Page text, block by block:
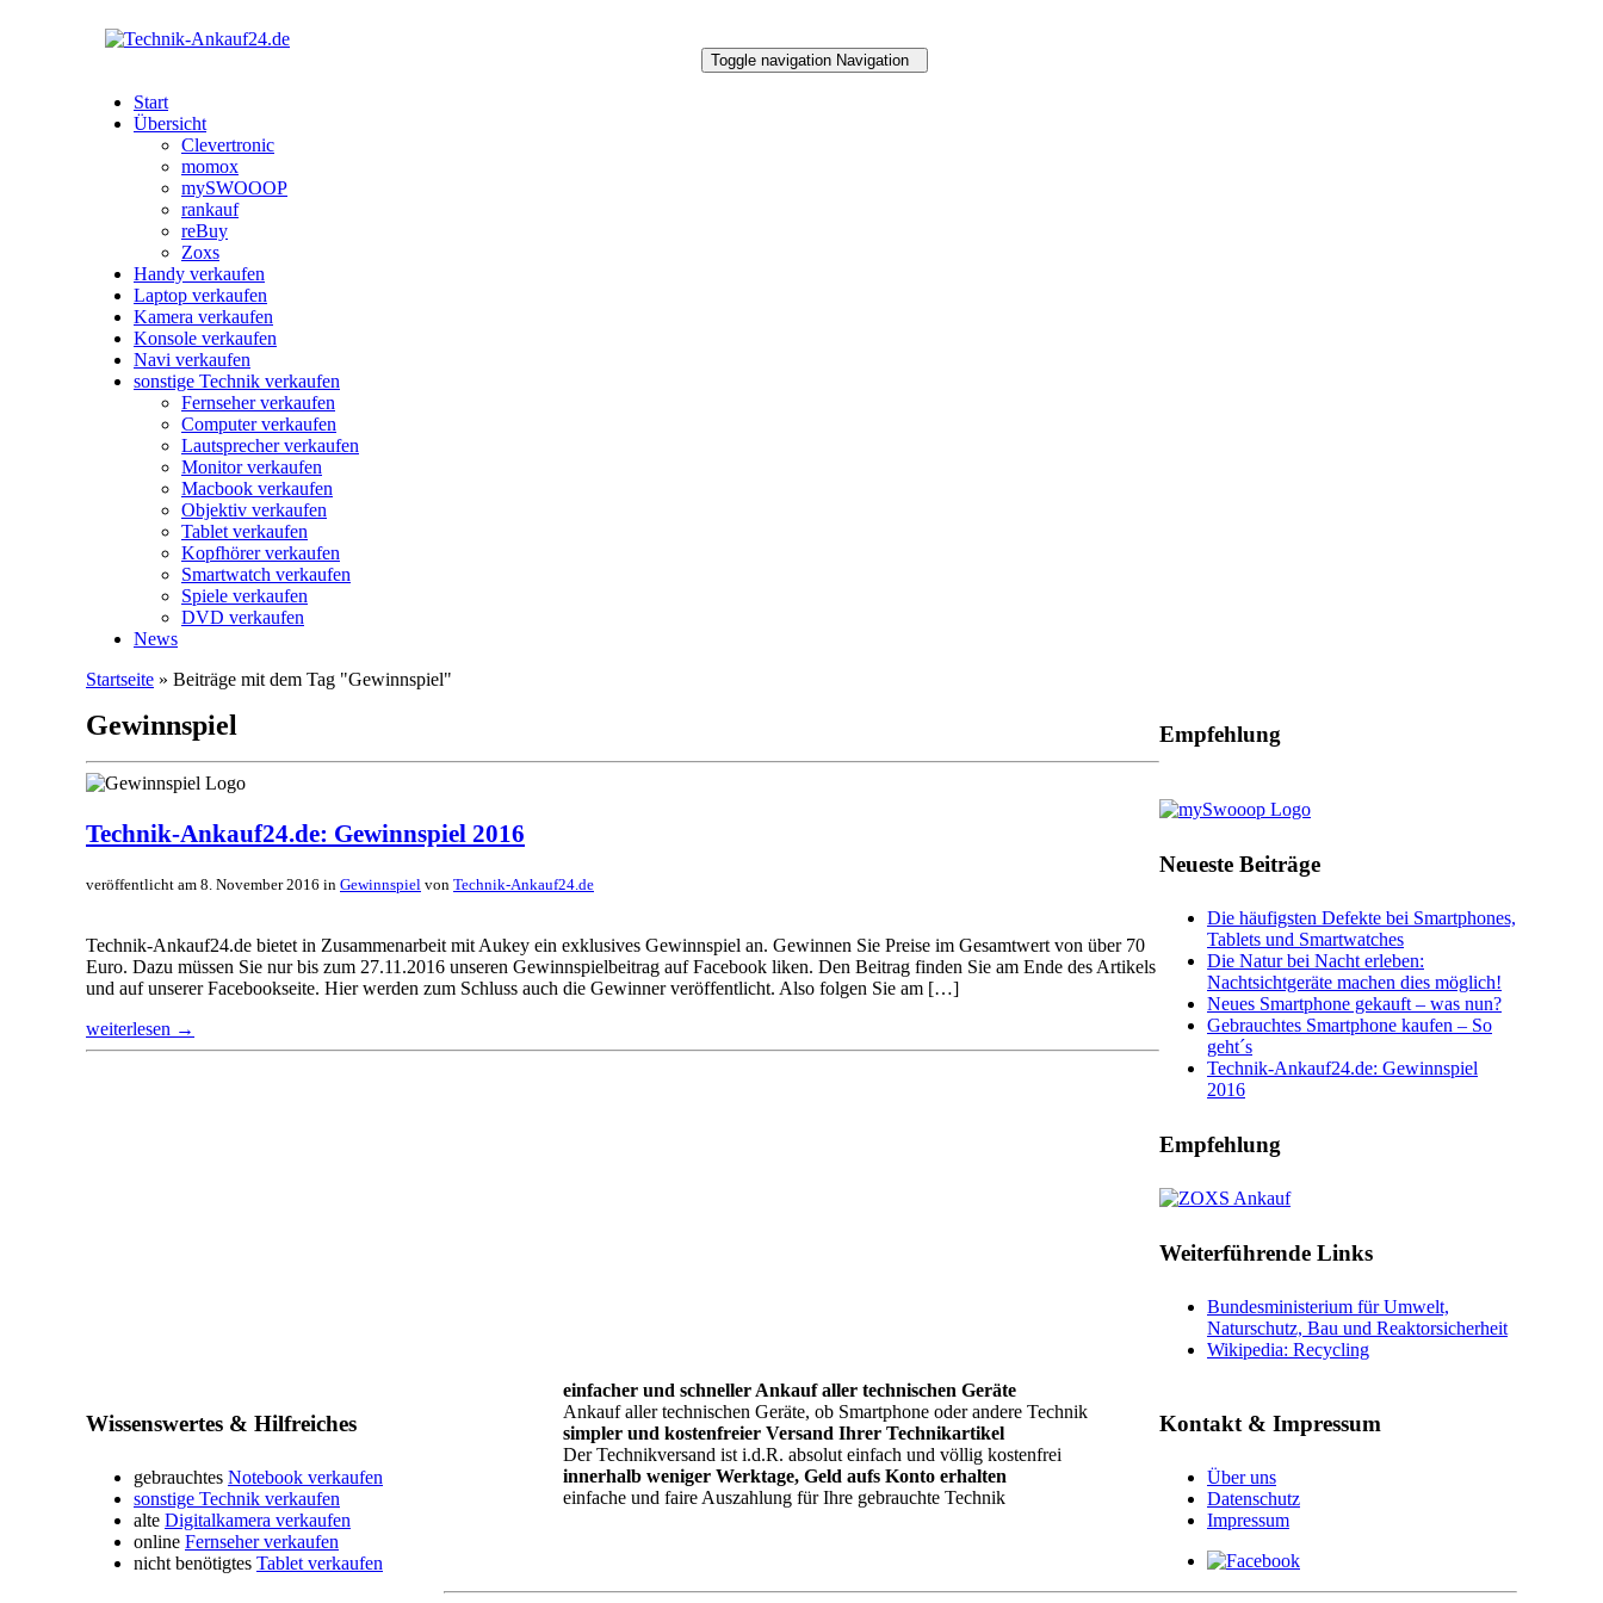
Toggle navigation Navigation
Start
Übersicht
Clevertronic
momox
mySWOOOP
rankauf
reBuy
Zoxs
Handy verkaufen
Laptop verkaufen
Kamera verkaufen
Konsole verkaufen
Navi verkaufen
sonstige Technik verkaufen
Fernseher verkaufen
Computer verkaufen
Lautsprecher verkaufen
Monitor verkaufen
Macbook verkaufen
Objektiv verkaufen
Tablet verkaufen
Kopfhörer verkaufen
Smartwatch verkaufen
Spiele verkaufen
DVD verkaufen
News
Startseite » Beiträge mit dem Tag "Gewinnspiel"
Gewinnspiel
Technik-Ankauf24.de: Gewinnspiel 2016
veröffentlicht am 8. November 2016 in Gewinnspiel von Technik-Ankauf24.de
Technik-Ankauf24.de bietet in Zusammenarbeit mit Aukey ein exklusives Gewinnspiel an. Gewinnen Sie Preise im Gesamtwert von über 70
Euro. Dazu müssen Sie nur bis zum 27.11.2016 unseren Gewinnspielbeitrag auf Facebook liken. Den Beitrag finden Sie am Ende des Artikels
und auf unserer Facebookseite. Hier werden zum Schluss auch die Gewinner veröffentlicht. Also folgen Sie am […]
weiterlesen →
Empfehlung
Neueste Beiträge
Die häufigsten Defekte bei Smartphones,
Tablets und Smartwatches
Die Natur bei Nacht erleben:
Nachtsichtgeräte machen dies möglich!
Neues Smartphone gekauft – was nun?
Gebrauchtes Smartphone kaufen – So
geht´s
Technik-Ankauf24.de: Gewinnspiel
2016
Empfehlung
Weiterführende Links
Bundesministerium für Umwelt,
Naturschutz, Bau und Reaktorsicherheit
Wikipedia: Recycling
Wissenswertes & Hilfreiches
gebrauchtes Notebook verkaufen
sonstige Technik verkaufen
alte Digitalkamera verkaufen
online Fernseher verkaufen
nicht benötigtes Tablet verkaufen
einfacher und schneller Ankauf aller technischen Geräte
Ankauf aller technischen Geräte, ob Smartphone oder andere Technik
simpler und kostenfreier Versand Ihrer Technikartikel
Der Technikversand ist i.d.R. absolut einfach und völlig kostenfrei
innerhalb weniger Werktage, Geld aufs Konto erhalten
einfache und faire Auszahlung für Ihre gebrauchte Technik
Kontakt & Impressum
Über uns
Datenschutz
Impressum